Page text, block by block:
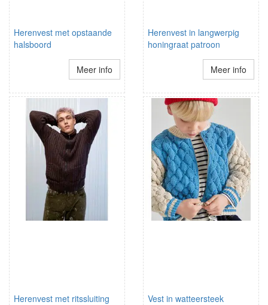
Herenvest met opstaande
halsboord
Meer info
Herenvest in langwerpig
honingraat patroon
Meer info
Herenvest met ritssluiting Vest in watteersteek